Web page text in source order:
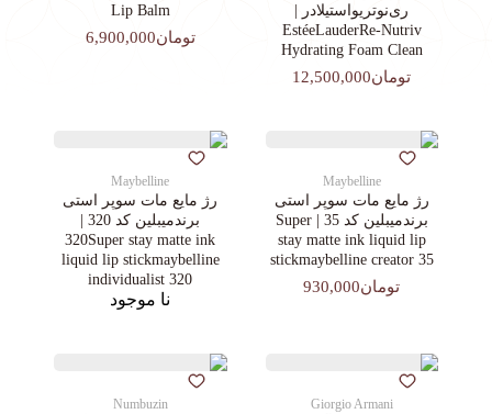
ری‌نوتریواستیلادر |
EstéeLauderRe-Nutriv
Hydrating Foam Clean
تومان12,500,000
Lip Balm
تومان6,900,000
Maybelline
رژ مایع مات سوپر استی‌
برندمیبلین کد 35 | Super
stay matte ink liquid lip
stickmaybelline creator 35
تومان930,000
Maybelline
رژ مایع مات سوپر استی‌
برندمیبلین کد 320 |
320Super stay matte ink
liquid lip stickmaybelline
individualist 320
نا موجود
Giorgio Armani
Numbuzin